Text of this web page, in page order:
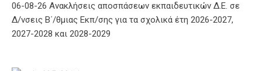
06-08-26 Ανακλήσεις αποσπάσεων εκπαιδευτικών Δ.Ε. σε
Δ/νσεις Β΄/θμιας Εκπ/σης για τα σχολικά έτη 2026-2027,
2027-2028 και 2028-2029